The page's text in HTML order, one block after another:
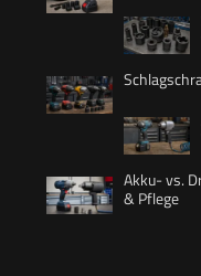
Akku- vs.
& Pflege